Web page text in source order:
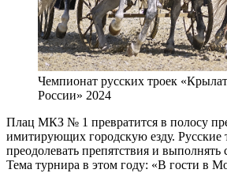
Чемпионат русских троек
России» 2024
Плац МКЗ № 1 превратится в полосу
имитирующих городскую езду. Русские
преодолевать препятствия и
Тема турнира в этом году: «В гости в